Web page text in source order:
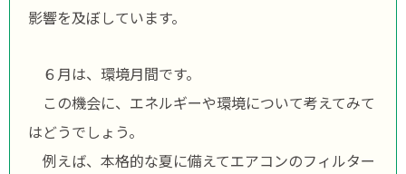
影響を及ぼしています。
６月は、環境月間です。
この機会に、エネルギーや環境について考えてみて
はどうでしょう。
例えば、本格的な夏に備えてエアコンのフィルター